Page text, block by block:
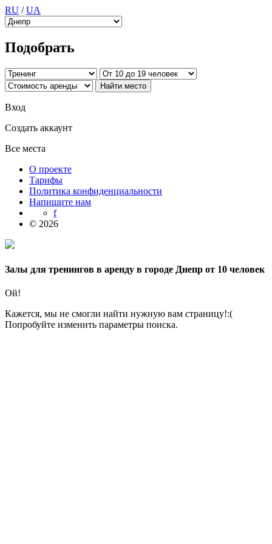
RU /UA
Подобрать
Вход
Создать аккаунт
Все места
О проекте
Тарифы
Политика конфиденциальности
Напишите нам
f
© 2026
Залы для тренингов в аренду в городе Днепр от 10 человек
Ой!
Кажется, мы не смогли найти нужную вам страницу!:(
Попробуйте изменить параметры поиска.